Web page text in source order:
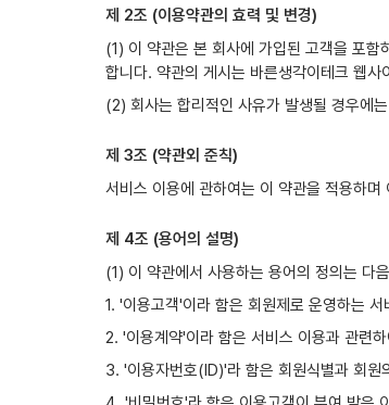
제 2조 (이용약관의 효력 및 변경)
(1) 이 약관은 본 회사에 가입된 고객을 포
합니다. 약관의 게시는 바른생각이테크 웹
(2) 회사는 합리적인 사유가 발생될 경우에
제 3조 (약관외 준칙)
서비스 이용에 관하여는 이 약관을 적용하
제 4조 (용어의 설명)
(1) 이 약관에서 사용하는 용어의 정의는 다
1. '이용고객'이라 함은 회원제로 운영하는
2. '이용계약'이라 함은 서비스 이용과 관련
3. '이용자번호(ID)'라 함은 회원식별과 회원